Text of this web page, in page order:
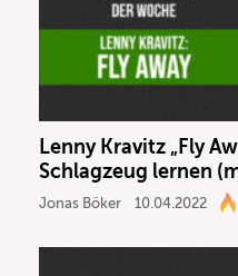
Lenny Kravitz „Fly
Schlagzeug lernen
Jonas Böker 10.04.2022